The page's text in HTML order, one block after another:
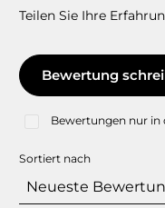
Teilen Sie Ihre
Bewertung
Bewertungen nur in
Sortiert nach